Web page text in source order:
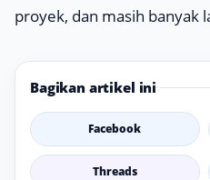
proyek, dan masih banyak
Bagikan artikel ini
Facebook
Threads